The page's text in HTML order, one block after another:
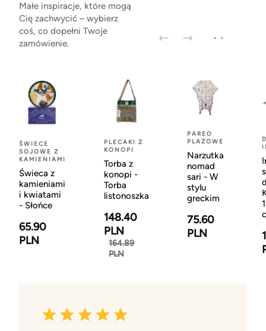
Małe inspiracje, które mogą
Cię zachwycić – wybierz
coś, co dopełni Twoje
zamówienie.
ŚWIECE
SOJOWE Z
KAMIENIAMI
Świeca z
kamieniami
i kwiatami
- Słońce
65.90
PLN
PLECAKI Z
KONOPI
Torba z
konopi -
Torba
listonoszka
148.40
PLN
164.89
PLN
PAREO
PLAŻOWE
Narzutka
nomad
sari - W
stylu
greckim
75.60
PLN